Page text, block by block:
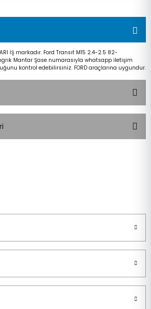
İŞ markadır. Ford Transıt M15 2.4-2.5 82-
Mantar Şase numarasıyla whatsapp iletişim
kontrol edebilirsiniz. FORD araçlarına uygundur.